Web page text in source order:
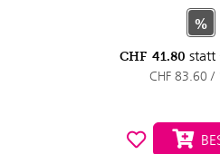
%
CHF 41.80 statt
CHF 83.60 /